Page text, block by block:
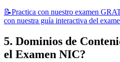
📝Practica con nuestro examen
con nuestra guía interactiva del
5. Dominios de
el Examen NIC?